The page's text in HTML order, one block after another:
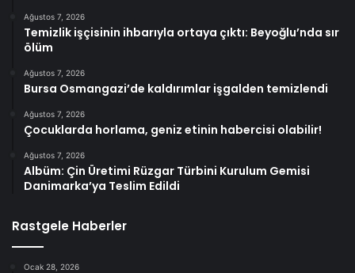
Ağustos 7, 2026
Temizlik işçisinin ihbarıyla ortaya çıktı: Beyoğlu’nda sır
ölüm
Ağustos 7, 2026
Bursa Osmangazi’de kaldırımlar işgalden temizlendi
Ağustos 7, 2026
Çocuklarda horlama, geniz etinin habercisi olabilir!
Ağustos 7, 2026
Albüm: Çin Üretimi Rüzgar Türbini Kurulum Gemisi
Danimarka’ya Teslim Edildi
Rastgele Haberler
Ocak 28, 2026